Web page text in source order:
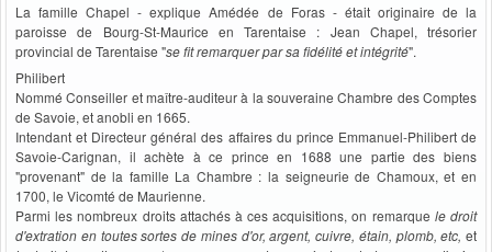
La famille Chapel - explique Amédée de Foras - était originaire de la
paroisse de Bourg-St-Maurice en Tarentaise : Jean Chapel, trésorier
provincial de Tarentaise "se fit remarquer par sa fidélité et intégrité".
Philibert
Nommé Conseiller et maître-auditeur à la souveraine Chambre des Comptes
de Savoie, et anobli en 1665.
Intendant et Directeur général des affaires du prince Emmanuel-Philibert de
Savoie-Carignan, il achète à ce prince en 1688 une partie des biens
"provenant" de la famille La Chambre : la seigneurie de Chamoux, et en
1700, le Vicomté de Maurienne.
Parmi les nombreux droits attachés à ces acquisitions, on remarque le droit
d'extration en toutes sortes de mines d'or, argent, cuivre, étain, plomb, etc, et